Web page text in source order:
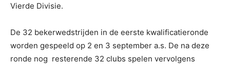
Vierde Divisie.
De 32 bekerwedstrijden in de eerste kwalificatieronde
worden gespeeld op 2 en 3 september a.s. De na deze
ronde nog resterende 32 clubs spelen vervolgens